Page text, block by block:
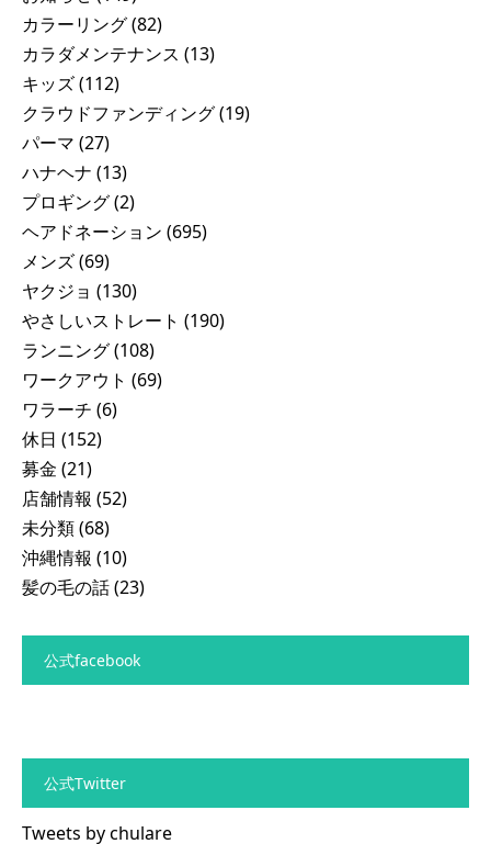
カラーリング(82)
カラダメンテナンス (13)
キッズ(112)
クラウドファンディング(19)
パーマ (27)
ハナヘナ (13)
プロギング(2)
ヘアドネーション (695)
メンズ(69)
ヤクジョ (130)
やさしいストレート (190)
ランニング(108)
ワークアウト (69)
ワラーチ (6)
休日 (152)
募金 (21)
店舗情報 (52)
未分類(68)
沖縄情報 (10)
髪の毛の話(23)
公式facebook
公式Twitter
Tweets by chulare